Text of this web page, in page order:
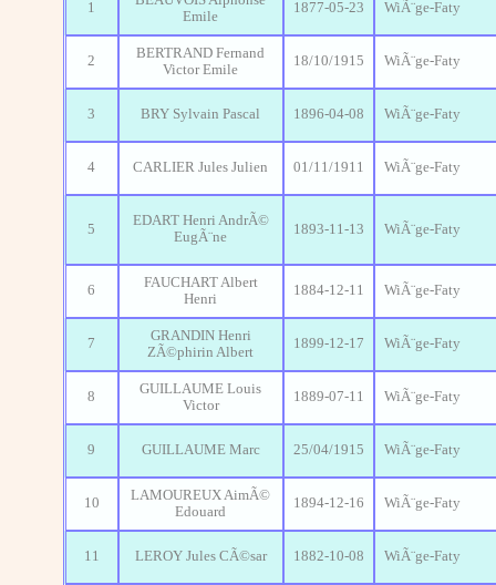
1
Emile
1877-05-23 WiÃ¨ge-Faty
2
BERTRAND Fernand
Victor Emile
18/10/1915 WiÃ¨ge-Faty
3 BRY Sylvain Pascal 1896-04-08 WiÃ¨ge-Faty
4 CARLIER Jules Julien 01/11/1911 WiÃ¨ge-Faty
5
EDART Henri AndrÃ©
EugÃ¨ne
1893-11-13 WiÃ¨ge-Faty
6
FAUCHART Albert
Henri
1884-12-11 WiÃ¨ge-Faty
7
GRANDIN Henri
ZÃ©phirin Albert
1899-12-17 WiÃ¨ge-Faty
8
GUILLAUME Louis
Victor
1889-07-11 WiÃ¨ge-Faty
9 GUILLAUME Marc 25/04/1915 WiÃ¨ge-Faty
10
LAMOUREUX AimÃ©
Edouard
1894-12-16 WiÃ¨ge-Faty
11 LEROY Jules CÃ©sar 1882-10-08 WiÃ¨ge-Faty